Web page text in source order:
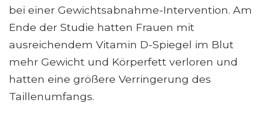
bei einer Gewichtsabnahme-Intervention. Am
Ende der Studie hatten Frauen mit
ausreichendem Vitamin D-Spiegel im Blut
mehr Gewicht und Körperfett verloren und
hatten eine größere Verringerung des
Taillenumfangs.